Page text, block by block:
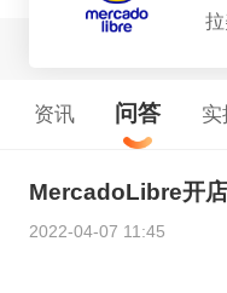
资讯 问答 实
MercadoLibre开
2022-04-07 11:45